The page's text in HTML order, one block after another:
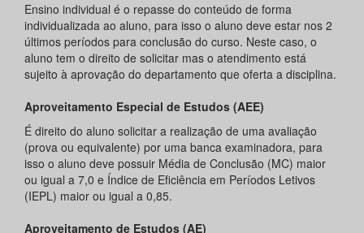
Ensino individual é o repasse do conteúdo de forma
individualizada ao aluno, para isso o aluno deve estar nos 2
últimos períodos para conclusão do curso. Neste caso, o
aluno tem o direito de solicitar mas o atendimento está
sujeito à aprovação do departamento que oferta a disciplina.
Aproveitamento Especial de Estudos (AEE)
É direito do aluno solicitar a realização de uma avaliação
(prova ou equivalente) por uma banca examinadora, para
isso o aluno deve possuir Média de Conclusão (MC) maior
ou igual a 7,0 e Índice de Eficiência em Períodos Letivos
(IEPL) maior ou igual a 0,85.
Aproveitamento de Estudos (AE)